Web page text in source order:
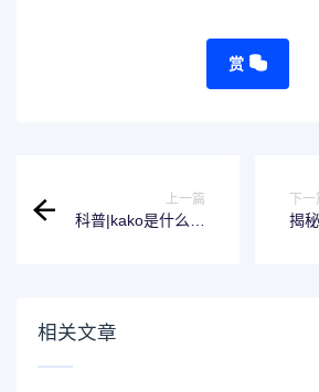
赏
上一篇
科普|kako是什么牌
下
揭
相关文章